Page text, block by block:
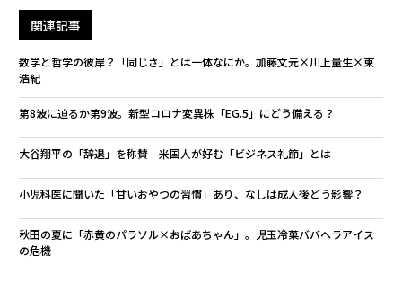
関連記事
数学と哲学の彼岸？「同じさ」とは一体なにか。加藤文元×川上量生×東
浩紀
第8波に迫るか第9波。新型コロナ変異株「EG.5」にどう備える？
大谷翔平の「辞退」を称賛 米国人が好む「ビジネス礼節」とは
小児科医に聞いた「甘いおやつの習慣」あり、なしは成人後どう影響？
秋田の夏に「赤黄のパラソル×おばあちゃん」。児玉冷菓ババヘラアイス
の危機